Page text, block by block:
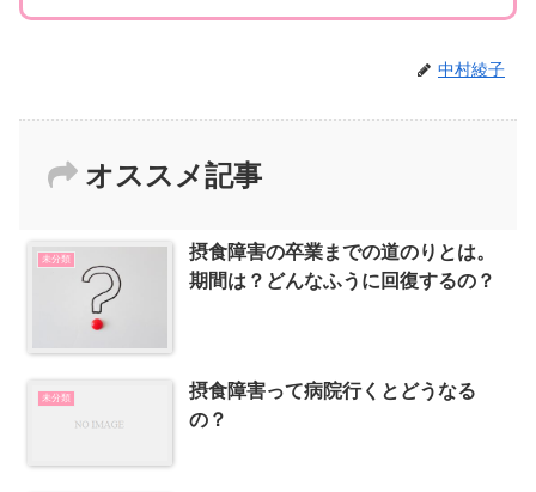
中村綾子
オススメ記事
未分類
摂食障害の卒業までの道のりとは。
期間は？どんなふうに回復するの？
未分類
摂食障害って病院行くとどうなる
の？